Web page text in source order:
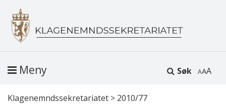
Søk A
Meny
Klagenemndssekretariatet > 2010/77